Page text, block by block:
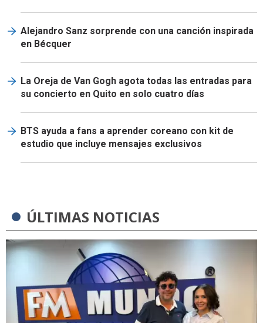
Alejandro Sanz sorprende con una canción inspirada
en Bécquer
La Oreja de Van Gogh agota todas las entradas para
su concierto en Quito en solo cuatro días
BTS ayuda a fans a aprender coreano con kit de
estudio que incluye mensajes exclusivos
ÚLTIMAS NOTICIAS